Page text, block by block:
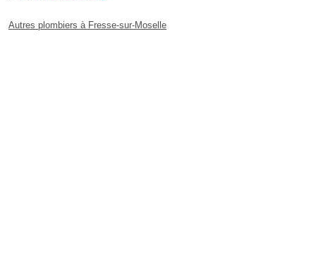
Autres plombiers à Fresse-sur-Moselle